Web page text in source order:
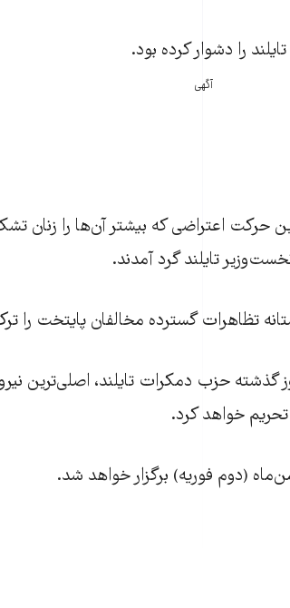
را دشوار کرده بود.
آگهی
حرکت اعتراضی که بيشتر آن‌ها را زنان
تايلند گرد آمدند.
تظاهرات گسترده‌ مخالفان پايتخت را
گذشته حزب دمکرات تایلند، اصلی‌ترین
تحریم خواهد کرد.